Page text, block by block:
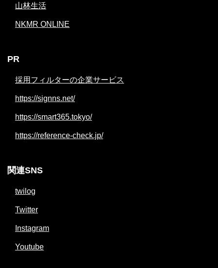
山林生活
NKMR ONLINE
PR
採用フィルターの企業サービス
https://signns.net/
https://smart365.tokyo/
https://reference-check.jp/
関連SNS
twilog
Twitter
Instagram
Youtube